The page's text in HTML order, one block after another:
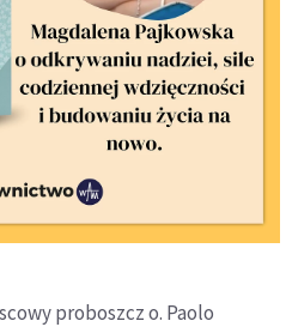
proboszcz o. Paolo